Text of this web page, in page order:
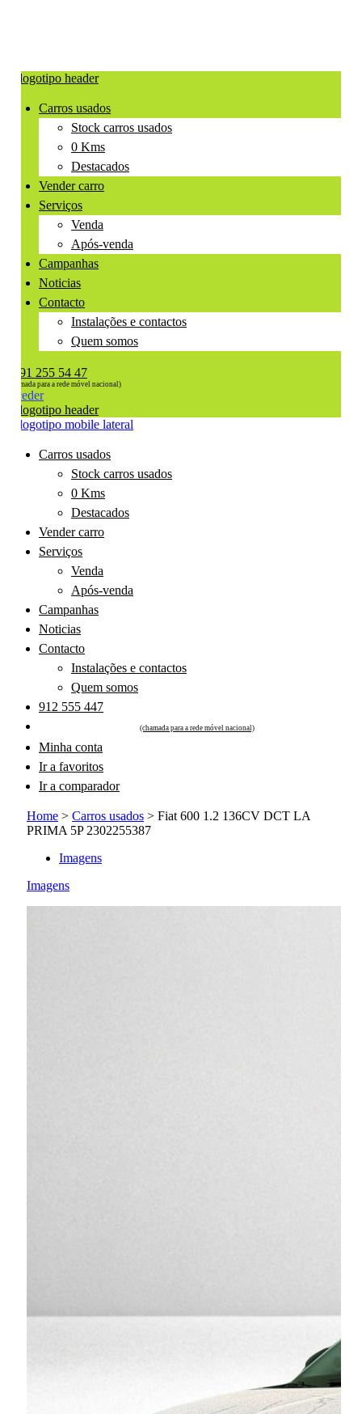
Carros usados
Stock carros usados
0 Kms
Destacados
Vender carro
Serviços
Venda
Após-venda
Campanhas
Noticias
Contacto
Instalações e contactos
Quem somos
91 255 54 47
(chamada para a rede móvel nacional)
Aceder
Carros usados
Stock carros usados
0 Kms
Destacados
Vender carro
Serviços
Venda
Após-venda
Campanhas
Noticias
Contacto
Instalações e contactos
Quem somos
912 555 447
(chamada para a rede móvel nacional)
Minha conta
Ir a favoritos
Ir a comparador
Home > Carros usados > Fiat 600 1.2 136CV DCT LA
PRIMA 5P 2302255387
Imagens
Imagens